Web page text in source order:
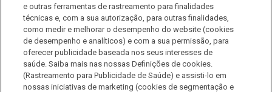
Para a escola: Dicas de uso e higiene
dos microfones Roger
e outras ferramentas de rastreamento para finalidades
técnicas e, com a sua autorização, para outras finalidades,
como medir e melhorar o desempenho do website (cookies
de desempenho e analíticos) e com a sua permissão, para
oferecer publicidade baseada nos seus interesses de
saúde. Saiba mais nas nossas Definições de cookies.
(Rastreamento para Publicidade de Saúde) e assisti-lo em
nossas iniciativas de marketing (cookies de segmentação e